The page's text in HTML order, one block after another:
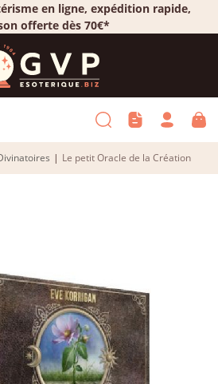
en ligne, expédition rapide,
offerte dès 70€*
| Le petit Oracle de la Création